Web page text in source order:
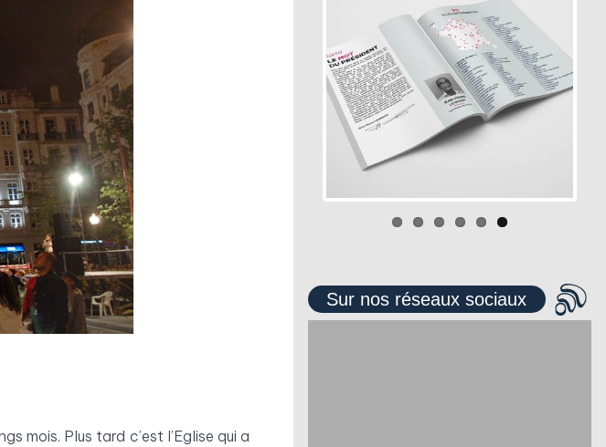
mois. Plus tard c’est l’Eglise qui a
Sur nos réseaux sociaux